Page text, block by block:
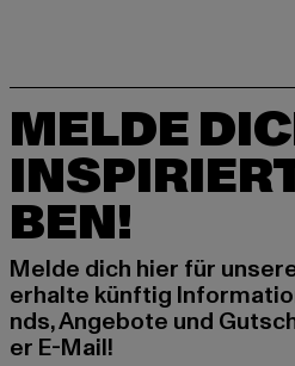
MELDE
BEN!
Melde dich hier für
erhalte künftig
nds, Angebote und
er E-Mail!